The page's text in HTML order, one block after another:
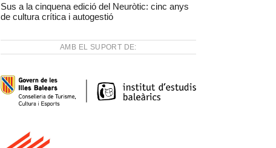
Sus a la cinquena edició del Neuròtic: cinc anys
de cultura crítica i autogestió
AMB EL SUPORT DE: